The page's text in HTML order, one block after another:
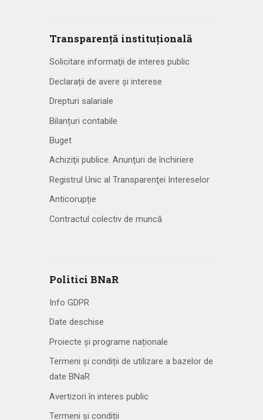
Transparență instituțională
Solicitare informaţii de interes public
Declarații de avere și interese
Drepturi salariale
Bilanțuri contabile
Buget
Achiziţii publice. Anunţuri de închiriere
Registrul Unic al Transparenţei Intereselor
Anticorupție
Contractul colectiv de muncă
Politici BNaR
Info GDPR
Date deschise
Proiecte și programe naționale
Termeni și condiții de utilizare a bazelor de
date BNaR
Avertizori în interes public
Termeni și condiții